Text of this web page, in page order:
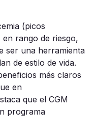
(picos
en rango de riesgo,
ser una herramienta
de estilo de vida.
más claros
en
que el CGM
programa